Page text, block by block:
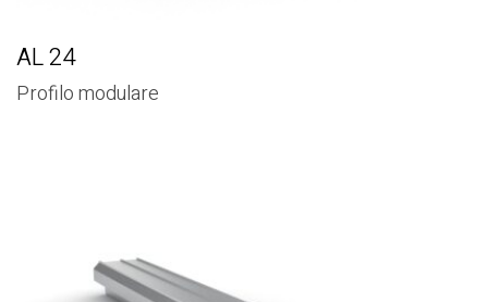
AL 24
Profilo modulare